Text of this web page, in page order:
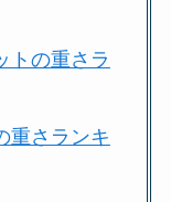
トの重さラ
重さランキ